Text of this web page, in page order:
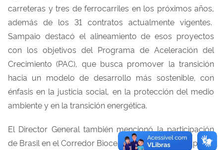
carreteras y tres de ferrocarriles en los próximos años,
además de los 31 contratos actualmente vigentes.
Sampaio destacó el alineamiento deesos proyectos
con los objetivos del Programa de Aceleración del
Crecimiento (PAC), que busca promover la transición
hacia un modelo de desarrollo más sostenible,con
énfasis en la justicia social, enla protección del medio
ambiente yen la transiciónenergética.
El Director Generaltambién mencionólaparticipación
de Brasil enel Corredor Bioceánicoy enelSubgrupo de